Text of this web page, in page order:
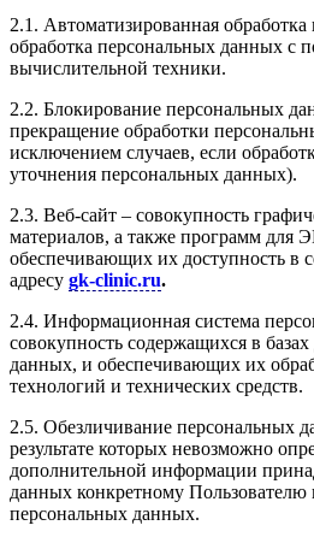
2.1. Автоматизированная
обработка персональных данных с
вычислительной техники.
2.2. Блокирование персональных
прекращение обработки
исключением случаев, если
уточнения персональных данных).
2.3. Веб-сайт – совокупность
материалов, а также программ для
обеспечивающих их доступность в
адресу gk-clinic.ru.
2.4. Информационная система
совокупность содержащихся в
данных, и обеспечивающих их
технологий и технических средств.
2.5. Обезличивание персональных
результате которых невозможно
дополнительной информации
данных конкретному Пользователю
персональных данных.